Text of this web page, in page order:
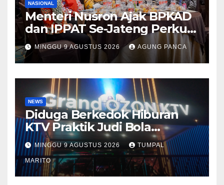
NASIONAL
Menteri Nusron Ajak BPKAD
dan IPPAT Se-Jateng Perkuat
Sinergi Wujudkan
Transformasi Layanan
Pertanahan
MINGGU 9 AGUSTUS 2026 AGUNG PANCA
NEWS
Diduga Berkedok Hiburan
KTV Praktik Judi Bola
Pimpong Beroperasi Terbuka
Disungai Panas Kapolda
Tutup mata Tempat Hiburan
DiBatam
MINGGU 9 AGUSTUS 2026 TUMPAL
MARITO